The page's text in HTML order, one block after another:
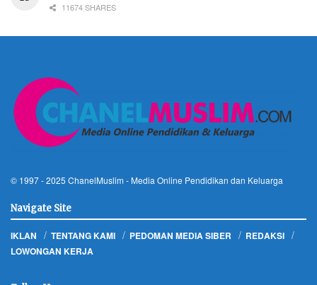
11674 SHARES
© 1997 - 2025 ChanelMuslim - Media Online Pendidikan dan Keluarga
Navigate Site
IKLAN TENTANG KAMI PEDOMAN MEDIA SIBER
REDAKSI
LOWONGAN KERJA